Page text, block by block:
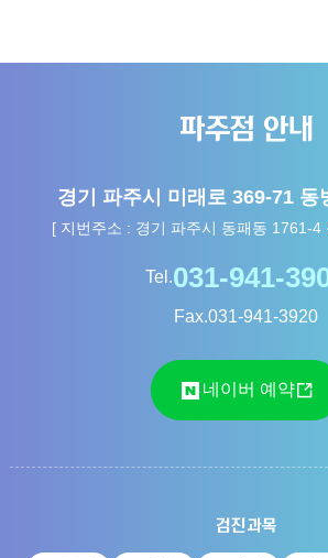
파주점 안내
경기 파주시 미래로 369-71 동
[ 지번주소 : 경기 파주시 동패동 1761-4
Tel.
Fax.031-941-3920
네이버 예약
검진과목